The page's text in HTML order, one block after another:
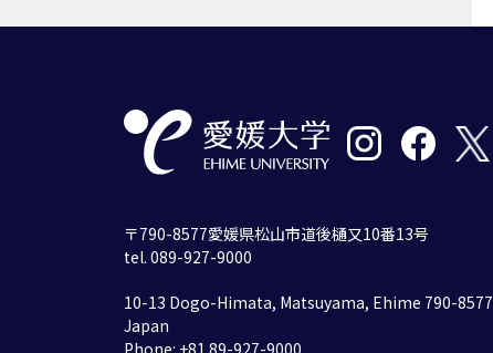
〒790-8577愛媛県松山市道後樋又10番13号
tel. 089-927-9000
10-13 Dogo-Himata, Matsuyama, Ehime 790-8577
Japan